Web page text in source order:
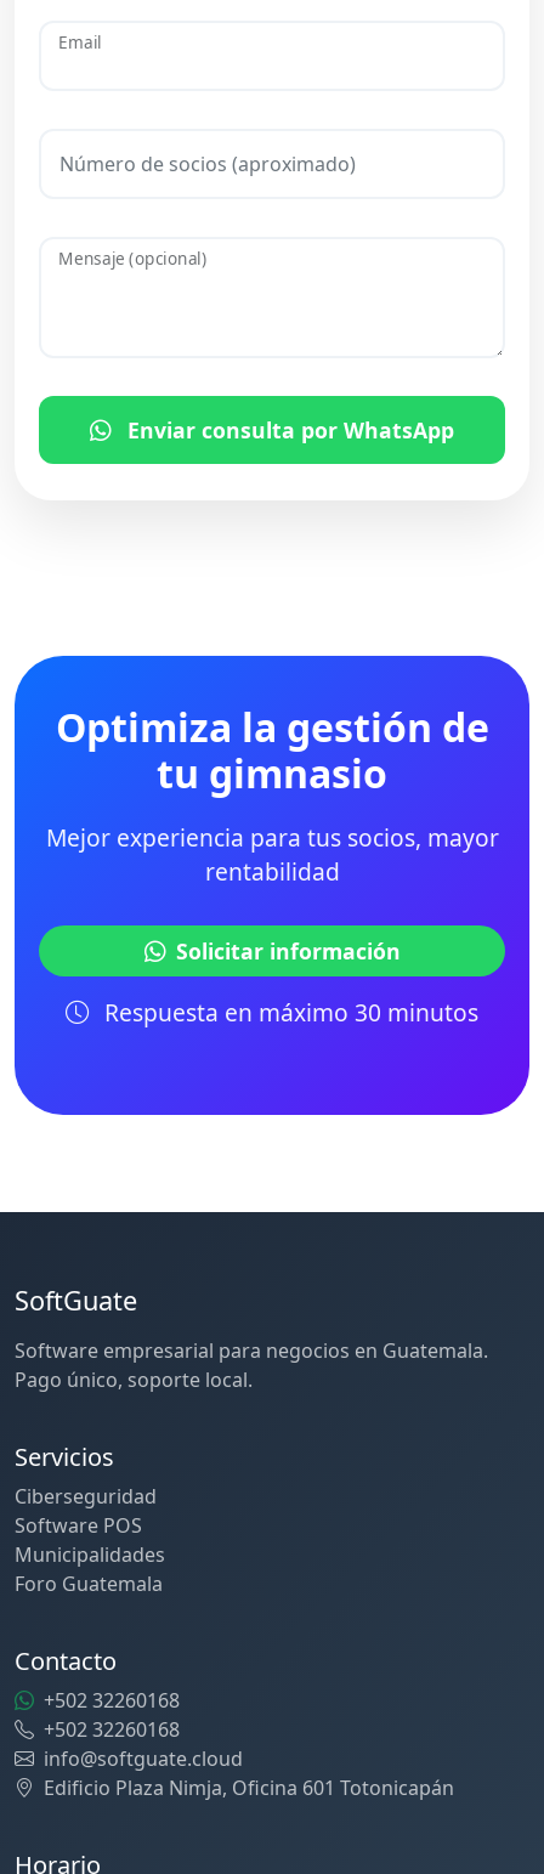
Email
Número de socios (aproximado)
Mensaje (opcional)
Enviar consulta por WhatsApp
Optimiza la gestión de
tu gimnasio
Mejor experiencia para tus socios, mayor
rentabilidad
Solicitar información
Respuesta en máximo 30 minutos
SoftGuate
Software empresarial para negocios en Guatemala.
Pago único, soporte local.
Servicios
Ciberseguridad
Software POS
Municipalidades
Foro Guatemala
Contacto
+502 32260168
+502 32260168
info@softguate.cloud
Edificio Plaza Nimja, Oficina 601 Totonicapán
Horario